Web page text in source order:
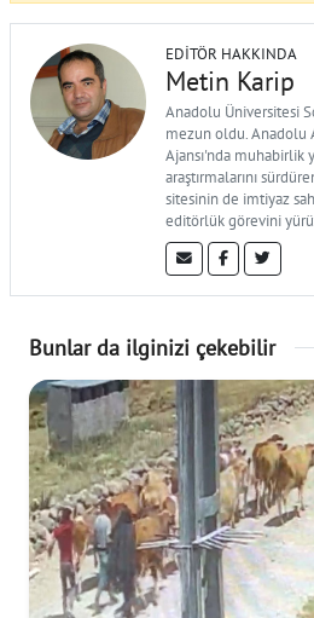
EDITÖR HAKKINDA
Metin Karip
Anadolu Üniversitesi
mezun oldu. Anadolu
Ajansı'nda muhabirlik
araştırmalarını
sitesinin de imtiyaz
editörlük görevini
Bunlar da ilginizi çekebilir